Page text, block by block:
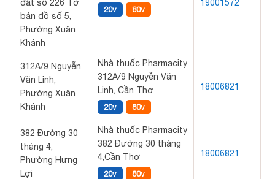
đất số 226 Tờ
bản đồ số 5,
Phường Xuân
Khánh
20v 80v
19001572
312A/9 Nguyễn
Văn Linh,
Phường Xuân
Khánh
Nhà thuốc Pharmacity
312A/9 Nguyễn Văn
Linh, Cần Thơ
20v 80v
18006821
382 Đường 30
tháng 4,
Phường Hưng
Lợi
Nhà thuốc Pharmacity
382 Đường 30 tháng
4,Cần Thơ
20v 80v
18006821